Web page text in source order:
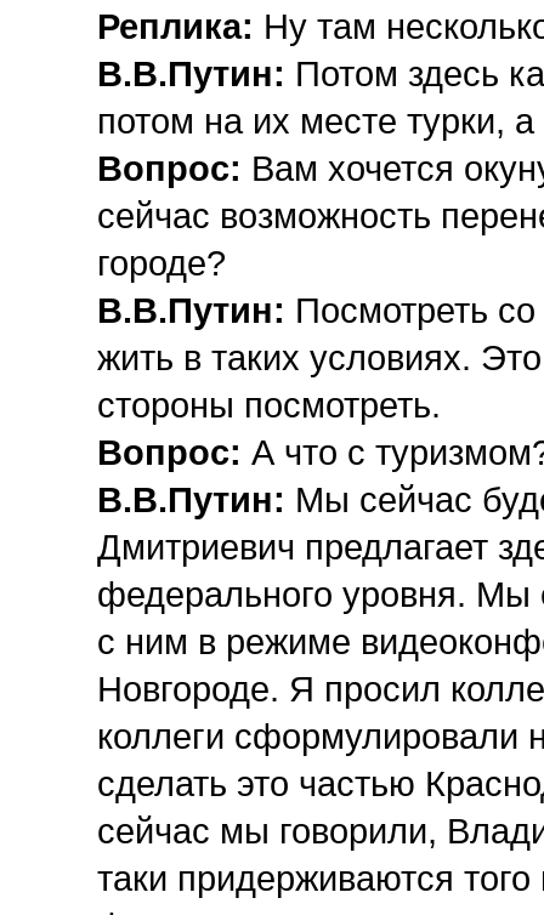
Реплика: Ну там
В.В.Путин: Потом здесь
потом на их месте турки,
Вопрос: Вам хочется
сейчас возможность
городе?
В.В.Путин: Посмотреть
жить в таких условиях.
стороны посмотреть.
Вопрос: А что с
В.В.Путин: Мы сейчас
Дмитриевич предлагает
федерального уровня. Мы
с ним в режиме
Новгороде. Я просил
коллеги сформулировали
сделать это частью
сейчас мы говорили,
таки придерживаются